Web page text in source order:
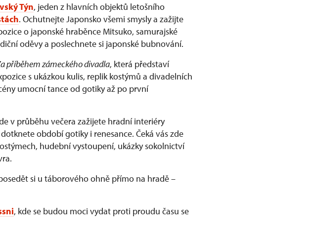
Týn, jeden z hlavních objektů letošního
. Ochutnejte Japonsko všemi smysly a zažijte
o japonské hraběnce Mitsuko, samurajské
oděvy a poslechnete si japonské bubnování.
příběhem zámeckého divadla, která představí
s ukázkou kulis, replik kostýmů a divadelních
umocní tance od gotiky až po první
v průběhu večera zažijete hradní interiéry
období gotiky i renesance. Čeká vás zde
hudební vystoupení, ukázky sokolnictví
si u táborového ohně přímo na hradě –
, kde se budou moci vydat proti proudu času se